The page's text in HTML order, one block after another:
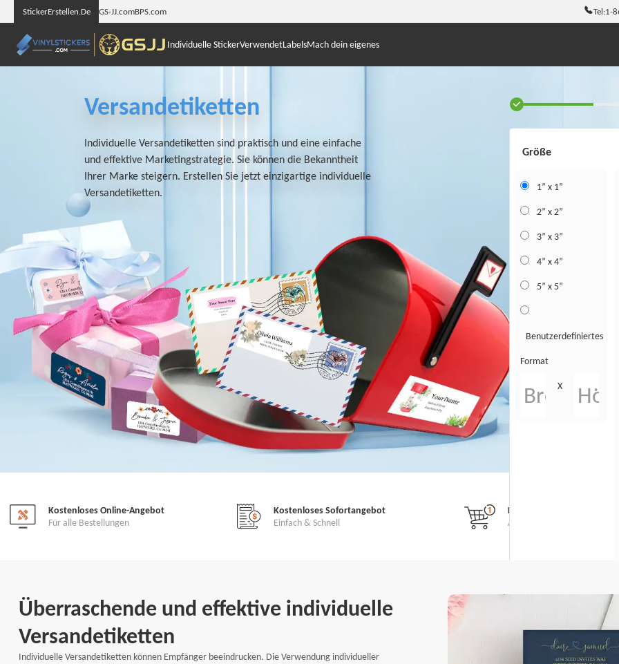
StickerErstellen.De GS-JJ.comBPS.com Tel:1-
Individuelle StickerVerwendetLabelsMach dein eigenes
Größe
1” x 1”
2” x 2”
3” x 3”
4” x 4”
5” x 5”
Benutzerdefiniertes
Format
X
Kostenloses Online-Angebot
Für alle Bestellungen
Kostenloses Sofortangebot
Einfach & Schnell
Kein Mindestbestellwert
Alle benutzerdefinierten
Versandetiketten
Individuelle Versandetiketten sind praktisch und eine einfache
und effektive Marketingstrategie. Sie können die Bekanntheit
Ihrer Marke steigern. Erstellen Sie jetzt einzigartige individuelle
Versandetiketten.
Überraschende und effektive individuelle
Versandetiketten
Individuelle Versandetiketten können Empfänger beeindrucken. Die Verwendung individueller